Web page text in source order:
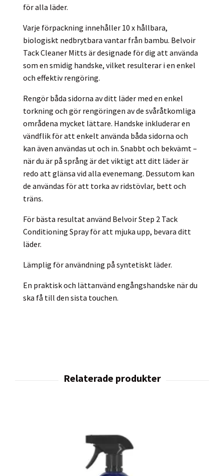
för alla läder.
Varje förpackning innehåller 10 x hållbara,
biologiskt nedbrytbara vantar från bambu. Belvoir
Tack Cleaner Mitts är designade för dig att använda
som en smidig handske, vilket resulterar i en enkel
och effektiv rengöring.
Rengör båda sidorna av ditt läder med en enkel
torkning och gör rengöringen av de svåråtkomliga
områdena mycket lättare. Handske inkluderar en
vändflik för att enkelt använda båda sidorna och
kan även användas ut och in. Snabbt och bekvämt –
när du är på språng är det viktigt att ditt läder är
redo att glänsa vid alla evenemang. Dessutom kan
de användas för att torka av ridstövlar, bett och
träns.
För bästa resultat använd Belvoir Step 2 Tack
Conditioning Spray för att mjuka upp, bevara ditt
läder.
Lämplig för användning på syntetiskt läder.
En praktisk och lättanvänd engångshandske när du
ska få till den sista touchen.